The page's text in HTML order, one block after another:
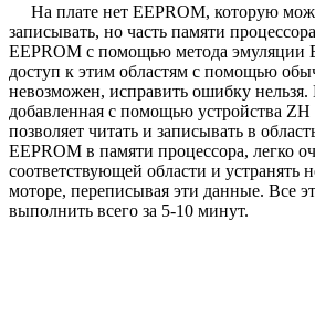
На плате нет EEPROM, которую
записывать, но часть памяти
EEPROM с помощью метода эмуляции
доступ к этим областям с помощью
невозможен, исправить ошибку
добавленная с помощью устройства ZH
позволяет читать и записывать в
EEPROM в памяти процессора, легко
соответствующей области и устранять
моторе, переписывая эти данные. Все
выполнить всего за 5-10 минут.